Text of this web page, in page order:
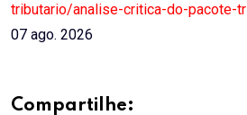
tributario/analise-critica-do-pacote-
07 ago. 2026
Compartilhe: